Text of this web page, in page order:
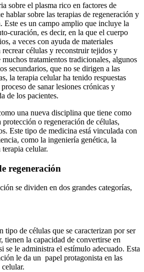
sobre el plasma rico en factores de
hablar sobre las terapias de regeneración y
Este es un campo amplio que incluye la
curación, es decir, en la que el cuerpo
a veces con ayuda de materiales
células y reconstruir tejidos y
tratamientos tradicionales, algunos
secundarios, que no se dirigen a las
la terapia celular ha tenido respuestas
de sanar lesiones crónicas y
de los pacientes.
una nueva disciplina que tiene como
o regeneración de células,
Este tipo de medicina está vinculada con
como la ingeniería genética, la
celular.
regeneración
se dividen en dos grandes categorías,
tipo de células que se caracterizan por ser
tienen la capacidad de convertirse en
se le administra el estímulo adecuado. Esta
le da un papel protagonista en las
celular.